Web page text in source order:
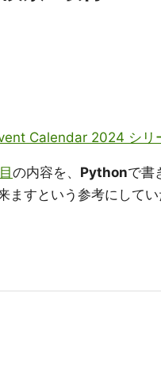
Calendar 2024 シリ
の内容を、 Pythonで書
ますという参考にしてい